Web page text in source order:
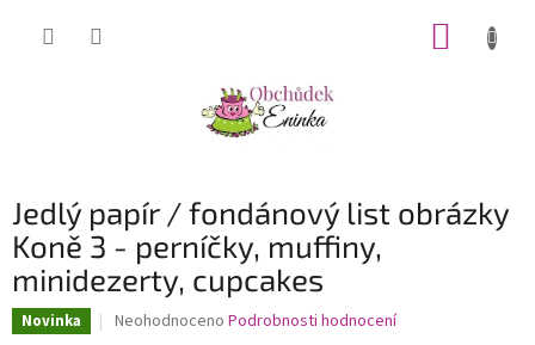
Jedlý papír / fondánový list obrázky
Koně 3 - perníčky, muffiny,
minidezerty, cupcakes
Novinka
Průměrné
Neohodnoceno Podrobnosti hodnocení